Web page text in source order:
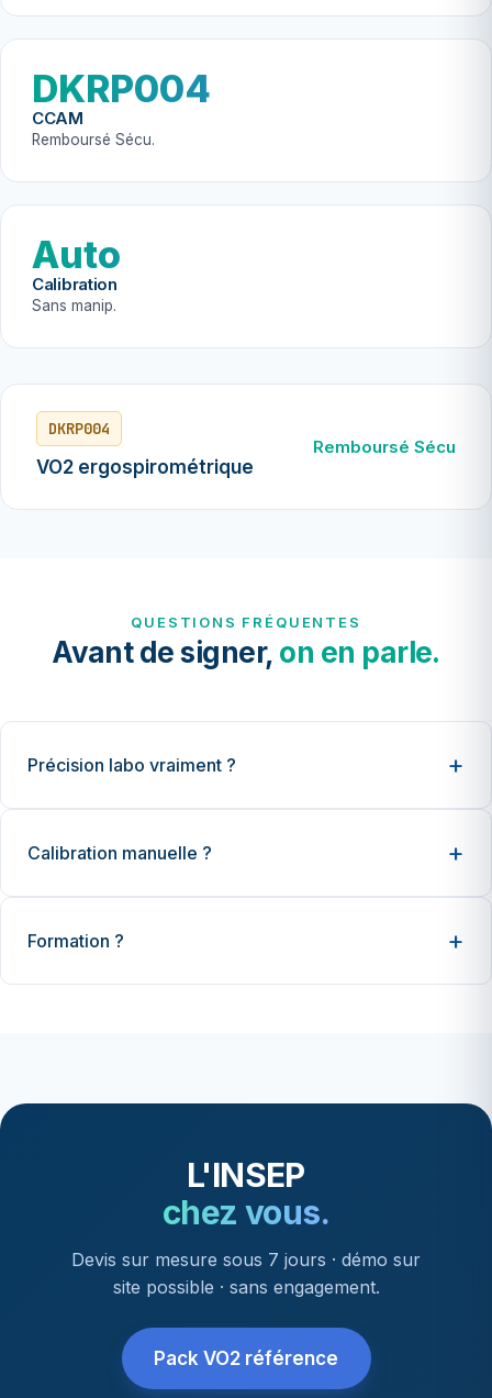
DKRP004
CCAM
Remboursé Sécu.
Auto
Calibration
Sans manip.
DKRP004
VO2 ergospirométrique
Remboursé Sécu
QUESTIONS FRÉQUENTES
Avant de signer, on en parle.
Précision labo vraiment ?
Calibration manuelle ?
Formation ?
L'INSEP
chez vous.
Devis sur mesure sous 7 jours · démo sur
site possible · sans engagement.
Pack VO2 référence